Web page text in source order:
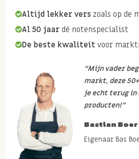
Altijd lekker vers zoals op de
Al 50 jaar dé notenspecialist
De beste kwaliteit voor
“Mijn vader
markt, deze
je echt terug in
producten!”
Bastian Boer
Eigenaar Bas